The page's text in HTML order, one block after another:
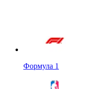
Формула 1